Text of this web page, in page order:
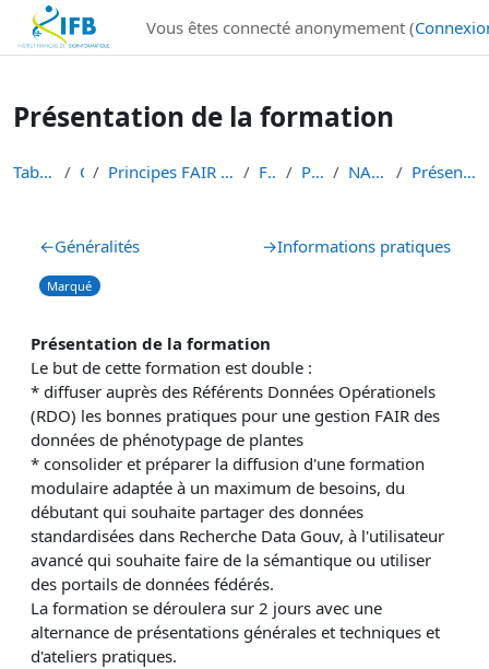
Institut Français de Bioinformatique - Les formations
Passer au contenu principalVous êtes connecté anonymement (
Présentation de la formation
Tableau de bord Cours Principes FAIR en bioinformatique et gestion des d... FAIR-DATA PLANT-DATA NARO-INRAE 2024 Présentation de la formation
Résumé de section
←Généralités →Informations pratiques
Marqué
Présentation de la formation
Le but de cette formation est double :
* diffuser auprès des Référents Données Opérationels
(RDO) les bonnes pratiques pour une gestion FAIR des
données de phénotypage de plantes
* consolider et préparer la diffusion d'une formation
modulaire adaptée à un maximum de besoins, du
débutant qui souhaite partager des données
standardisées dans Recherche Data Gouv, à l'utilisateur
avancé qui souhaite faire de la sémantique ou utiliser
des portails de données fédérés.
La formation se déroulera sur 2 jours avec une
alternance de présentations générales et techniques et
d'ateliers pratiques.